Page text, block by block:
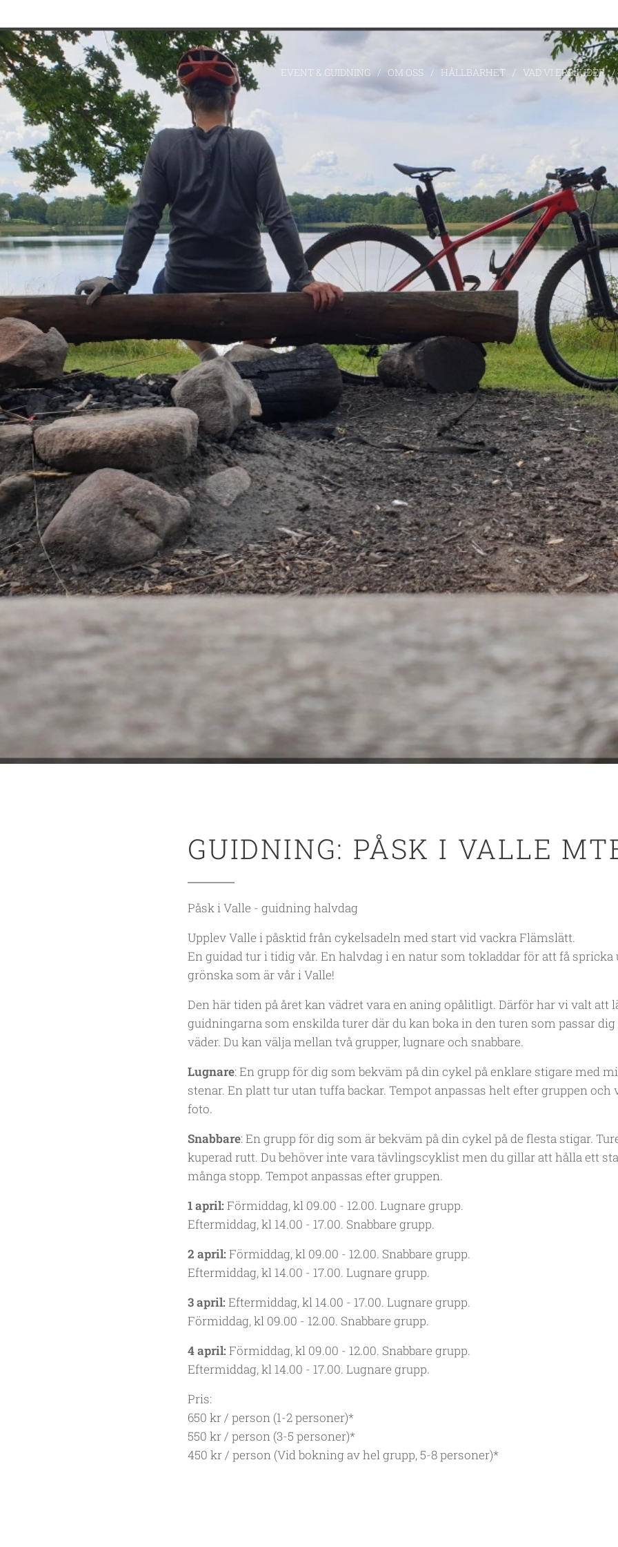
EVENT & GUIDNING OM OSS HÅLLBARHET VAD VI ERBJUDER
GUIDNING: PÅSK I VALLE
Påsk i Valle - guidning halvdag
Upplev Valle i påsktid från cykelsadeln med start vid vackra Flämslätt.
En guidad tur i tidig vår. En halvdag i en natur som tokladdar för att få
grönska som är vår i Valle!
Den här tiden på året kan vädret vara en aning opålitligt. Därför har vi valt att
guidningarna som enskilda turer där du kan boka in den turen som passar
väder. Du kan välja mellan två grupper,lugnare och snabbare.
Lugnare: En grupp för dig som bekväm på din cykel på enklare stigare med
stenar. En platt tur utan tuffa backar. Tempot anpassas helt efter gruppen
foto.
Snabbare: En grupp för dig som är bekväm på din cykel på de flesta stigar.
kuperad rutt. Du behöver inte vara tävlingscyklist men du gillar att hålla ett
många stopp. Tempot anpassas efter gruppen.
1 april: Förmiddag, kl 09.00 - 12.00. Lugnare grupp.
Eftermiddag, kl 14.00 - 17.00. Snabbare grupp.
2 april: Förmiddag, kl 09.00 - 12.00. Snabbare grupp.
Eftermiddag, kl 14.00 - 17.00. Lugnare grupp.
3 april: Eftermiddag, kl 14.00 - 17.00. Lugnare grupp.
Förmiddag, kl 09.00 - 12.00. Snabbare grupp.
4 april: Förmiddag, kl 09.00 - 12.00. Snabbare grupp.
Eftermiddag, kl 14.00 - 17.00. Lugnare grupp.
Pris:
650 kr / person (1-2 personer)*
550 kr / person (3-5 personer)*
450 kr / person (Vid bokning av hel grupp, 5-8 personer)*